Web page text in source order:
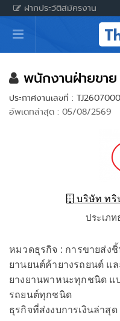
ฝากประวัติสมัครงาน
หน้าหลัก
ผู้สมัครงาน: เข้าสู่ระบบ
ฝากประวัติสมัครงาน
เกร็ดความรู้
สำหรับผู้ประกอบการ
พนักงานฝ่ายขาย
ประกาศงานเลขที่ :
อัพเดทล่าสุด : 05/08/2569
บริษัท ทริ
ประเภท
หมวดธุรกิจ : การขายส่ง
ยานยนต์ค้ายางรถยนต์ แ
ยางยานพาหนะทุกชนิด แ
รถยนต์ทุกชนิด
ธุรกิจที่ส่งงบการเงินล่าสุ